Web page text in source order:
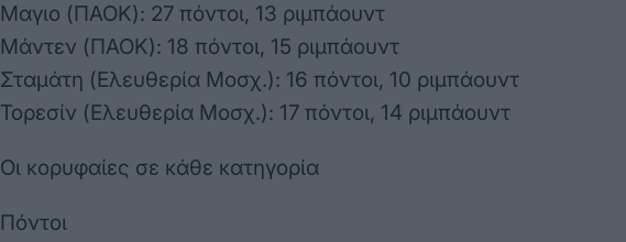
Μαγιο (ΠΑΟΚ): 27 πόντοι, 13 ριμπάουντ
Μάντεν (ΠΑΟΚ): 18 πόντοι, 15 ριμπάουντ
Σταμάτη (Ελευθερία Μοσχ.): 16 πόντοι, 10 ριμπάουντ
Τορεσίν (Ελευθερία Μοσχ.): 17 πόντοι, 14 ριμπάουντ
Οι κορυφαίες σε κάθε κατηγορία
Πόντοι